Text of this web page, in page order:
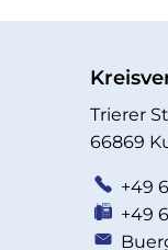
Trierer
66869
+49
+49